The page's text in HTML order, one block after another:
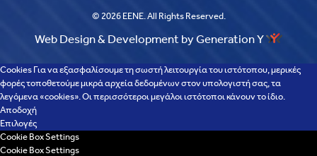
© 2026 EENE. All Rights Reserved.
Web Design & Development by Generation Y
Cookies Για να εξασφαλίσουμε τη σωστή λειτουργία του ιστότοπου, μερικές
φορές τοποθετούμε μικρά αρχεία δεδομένων στον υπολογιστή σας, τα
λεγόμενα «cookies». Οι περισσότεροι μεγάλοι ιστότοποι κάνουν το ίδιο.
Αποδοχή
Επιλογές
Cookie Box Settings
Cookie Box Settings